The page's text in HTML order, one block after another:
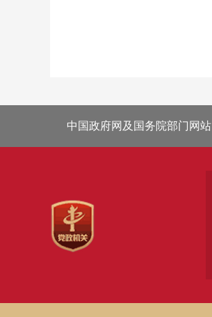
中国政府网及国务院部门网站